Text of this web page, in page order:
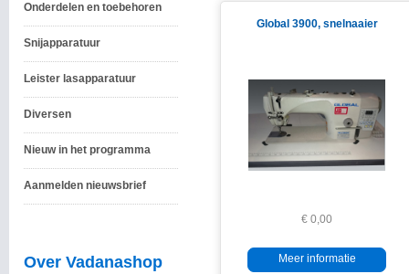
Onderdelen en toebehoren
Snijapparatuur
Leister lasapparatuur
Diversen
Nieuw in het programma
Aanmelden nieuwsbrief
Over Vadanashop
Global 3900, snelnaaier
€ 0,00
Meer informatie